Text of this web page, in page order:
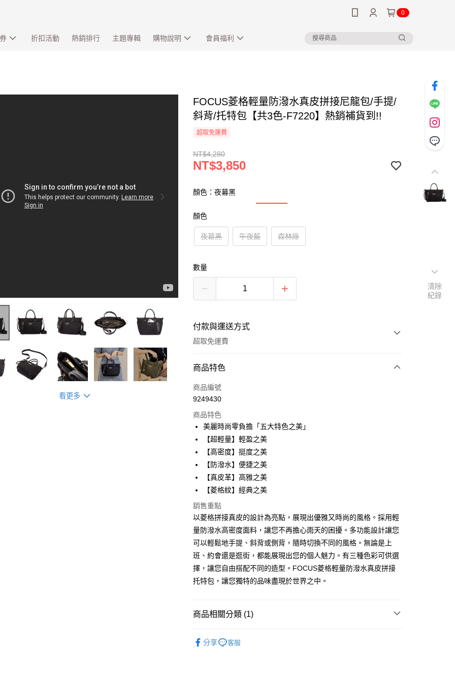
0
折扣活動 熱銷排行 主題專輯 購物說明 會員福利
看更多
FOCUS菱格輕量防潑水真皮拼接尼龍包/手提/
斜背/托特包【共3色-F7220】熱銷補貨到!!
超取免運費
NT$4,280
NT$3,850
顏色：夜幕黑
顏色
夜幕黑 午夜藍 森林綠
數量
付款與運送方式
超取免運費
付款方式
信用卡一次付款
3 期 0 利率 每期 NT$1,283
合作金庫商業銀行
華南商業銀行
國泰世華商業銀行
臺灣中小企業銀行
匯豐（台灣）商業銀行
聯邦商業銀行
玉山商業銀行
星展（台灣）商業銀行
台新國際商業銀行
中國信託商業銀行
台灣樂天信用卡公司
超商取貨付款
Apple Pay
悠遊付
Google Pay
貨到付款
運送方式
免運費
付款後全家取貨
商品特色
商品編號
9249430
商品特色
美麗時尚零負擔「五大特色之美」
【超輕量】輕盈之美
【高密度】挺度之美
【防潑水】便捷之美
【真皮革】高雅之美
【菱格紋】經典之美
銷售重點
以菱格拼接真皮的設計為亮點，展現出優雅又時尚的風格。採用輕
量防潑水高密度面料，讓您不再擔心雨天的困擾。多功能設計讓您
可以輕鬆地手提、斜背或側背，隨時切換不同的風格。無論是上
班、約會還是逛街，都能展現出您的個人魅力。有三種色彩可供選
擇，讓您自由搭配不同的造型。FOCUS菱格輕量防潑水真皮拼接
托特包，讓您獨特的品味盡現於世界之中。
商品相關分類 (1)
分享
客服
清除
紀錄